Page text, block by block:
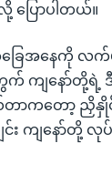
ြောပါတယ်။
ြေအနေကို လ
ကျနော်တို့ရဲ့
ကတော့ ညှိနှိုင်
ကျနော်တို့ လုပ်